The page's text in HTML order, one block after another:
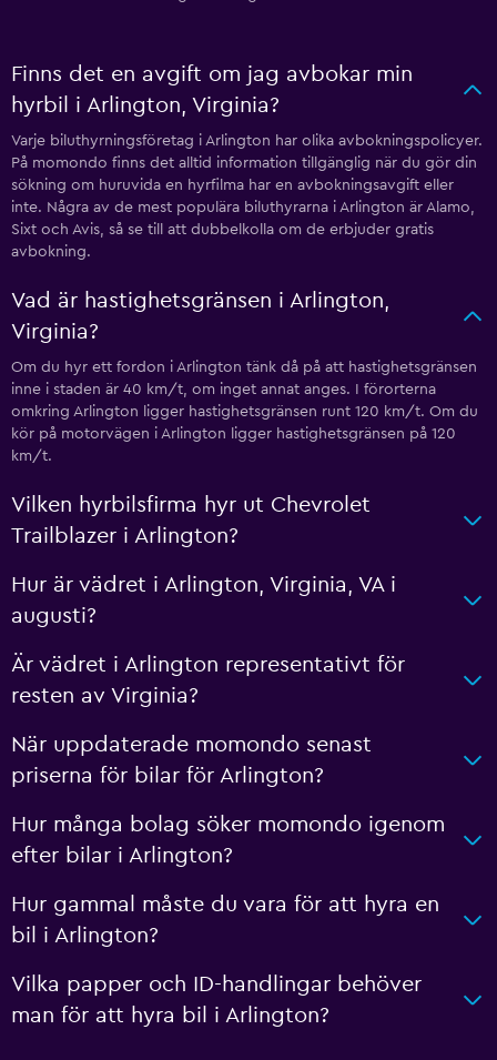
Finns det en avgift om jag avbokar min
hyrbil i Arlington, Virginia?
Varje biluthyrningsföretag i Arlington har olika avbokningspolicyer.
På momondo finns det alltid information tillgänglig när du gör din
sökning om huruvida en hyrfilma har en avbokningsavgift eller
inte. Några av de mest populära biluthyrarna i Arlington är Alamo,
Sixt och Avis, så se till att dubbelkolla om de erbjuder gratis
avbokning.
Vad är hastighetsgränsen i Arlington,
Virginia?
Om du hyr ett fordon i Arlington tänk då på att hastighetsgränsen
inne i staden är 40 km/t, om inget annat anges. I förorterna
omkring Arlington ligger hastighetsgränsen runt 120 km/t. Om du
kör på motorvägen i Arlington ligger hastighetsgränsen på 120
km/t.
Vilken hyrbilsfirma hyr ut Chevrolet
Trailblazer i Arlington?
Hur är vädret i Arlington, Virginia, VA i
augusti?
Är vädret i Arlington representativt för
resten av Virginia?
När uppdaterade momondo senast
priserna för bilar för Arlington?
Hur många bolag söker momondo igenom
efter bilar i Arlington?
Hur gammal måste du vara för att hyra en
bil i Arlington?
Vilka papper och ID-handlingar behöver
man för att hyra bil i Arlington?